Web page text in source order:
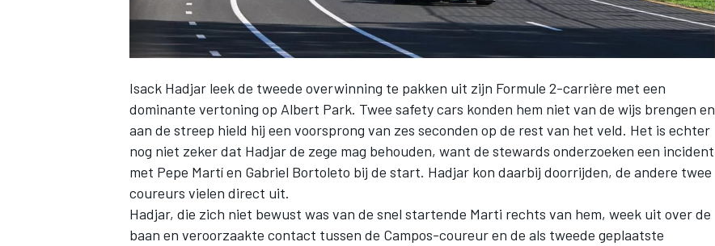
WEC DTM
Isack Hadjar leek de tweede overwinning te pakken uit zijn Formule 2-carrière met een
dominante vertoning op Albert Park. Twee safety cars konden hem niet van de wijs brengen en
aan de streep hield hij een voorsprong van zes seconden op de rest van het veld. Het is echter
nog niet zeker dat Hadjar de zege mag behouden, want de stewards onderzoeken een incident
met Pepe Martíen Gabriel Bortoleto bij de start. Hadjar kon daarbij doorrijden, de andere twee
coureurs vielen direct uit.
Hadjar, die zich niet bewust was van de snel startende Marti rechts van hem, week uit over de
baan en veroorzaakte contact tussen de Campos-coureur en de als tweede geplaatste